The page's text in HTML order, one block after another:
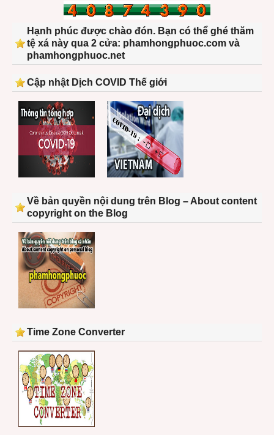
Hạnh phúc được chào đón. Bạn có thể ghé thăm
tệ xá này qua 2 cửa: phamhongphuoc.com và
phamhongphuoc.net
Cập nhật Dịch COVID Thế giới
Về bản quyền nội dung trên Blog – About content
copyright on the Blog
Time Zone Converter